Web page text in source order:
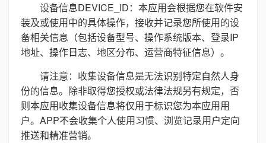
设备信息DEVICE_ID：本应用会根据您在软件安
装及或使用中的具体操作，接收并记录您所使用的设
备相关信息（包括设备型号、操作系统版本、登录IP
地址、操作日志、地区分布、运营商特征信息）。
请注意：收集设备信息是无法识别特定自然人身
份的信息。除非取得您授权或法律法规另有规定，否
则本应用收集设备信息将仅用于标识您为本应用用
户。APP不会收集个人使用习惯、浏览记录用户定向
推送和精准营销。